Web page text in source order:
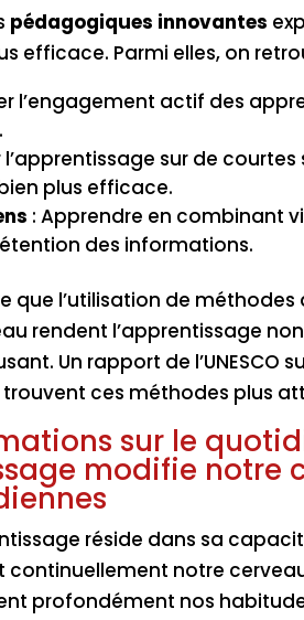
pédagogiques innovantes
efficace. Parmi elles, on
l’engagement actif des
l’apprentissage sur de
plus efficace.
: Apprendre en combinant
des informations.
que l’utilisation de
rendent l’apprentissage
Un rapport de l’UNESCO
trouvent ces méthodes plus
sur le
modifie notre
réside dans sa
continuellement notre
profondément nos